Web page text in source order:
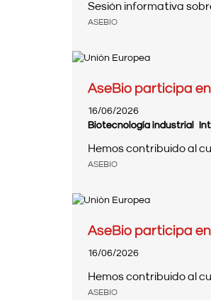
Sesión informativa
ASEBIO
AseBio participa
16/06/2026
Biotecnología industrial
Hemos contribuido al
ASEBIO
AseBio participa
16/06/2026
Hemos contribuido al
ASEBIO